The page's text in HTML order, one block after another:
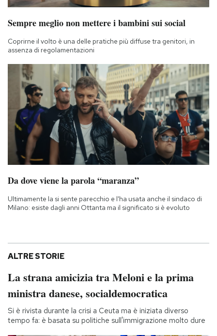
Sempre meglio non mettere i bambini sui social
Coprirne il volto è una delle pratiche più diffuse tra genitori, in
assenza di regolamentazioni
Da dove viene la parola “maranza”
Ultimamente la si sente parecchio e l'ha usata anche il sindaco di
Milano: esiste dagli anni Ottanta ma il significato si è evoluto
ALTRE STORIE
La strana amicizia tra Meloni e la prima
ministra danese, socialdemocratica
Si è rivista durante la crisi a Ceuta ma è iniziata diverso
tempo fa: è basata su politiche sull'immigrazione molto dure